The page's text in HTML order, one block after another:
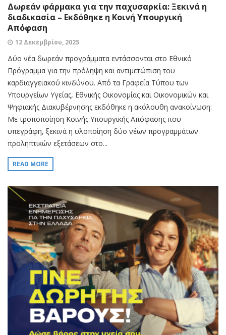
Δωρεάν φάρμακα για την παχυσαρκία: Ξεκινά η
διαδικασία – Εκδόθηκε η Κοινή Υπουργική
Απόφαση
12 Δεκεμβρίου, 2025
Δύο νέα δωρεάν προγράμματα εντάσσονται στο Εθνικό
Πρόγραμμα για την πρόληψη και αντιμετώπιση του
καρδιαγγειακού κινδύνου. Από τα Γραφεία Τύπου των
Υπουργείων Υγείας, Εθνικής Οικονομίας και Οικονομικών και
Ψηφιακής Διακυβέρνησης εκδόθηκε η ακόλουθη ανακοίνωση:
Με τροποποίηση Κοινής Υπουργικής Απόφασης που
υπεγράφη, ξεκινά η υλοποίηση δύο νέων προγραμμάτων
προληπτικών εξετάσεων στο...
READ MORE